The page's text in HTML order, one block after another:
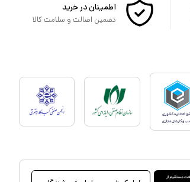
اطمینان در خرید
تضمین اصالت و سلامت کالا